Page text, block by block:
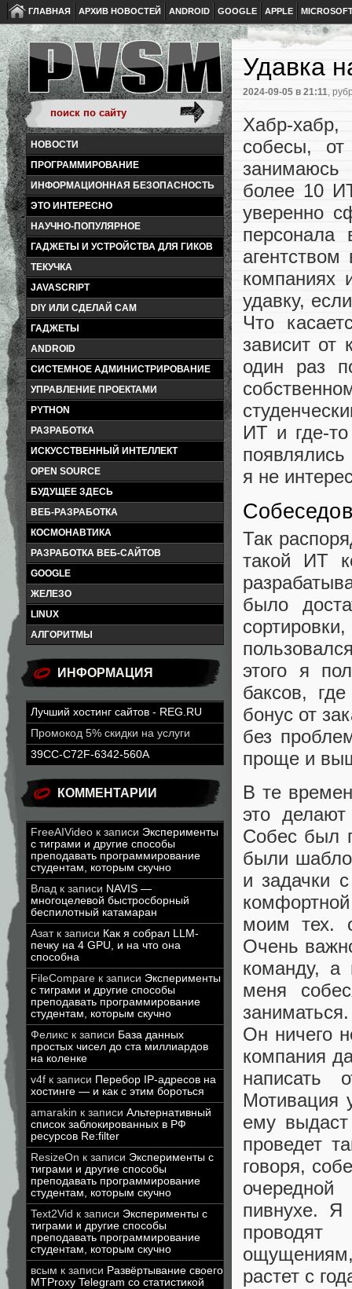
ГЛАВНАЯ АРХИВ НОВОСТЕЙ ANDROID GOOGLE APPLE
НОВОСТИ
ПРОГРАММИРОВАНИЕ
ИНФОРМАЦИОННАЯ БЕЗОПАСНОСТЬ
ЭТО ИНТЕРЕСНО
НАУЧНО-ПОПУЛЯРНОЕ
ГАДЖЕТЫ И УСТРОЙСТВА ДЛЯ ГИКОВ
ТЕКУЧКА
JAVASCRIPT
DIY ИЛИ СДЕЛАЙ САМ
ГАДЖЕТЫ
ANDROID
СИСТЕМНОЕ АДМИНИСТРИРОВАНИЕ
УПРАВЛЕНИЕ ПРОЕКТАМИ
PYTHON
РАЗРАБОТКА
ИСКУССТВЕННЫЙ ИНТЕЛЛЕКТ
OPEN SOURCE
БУДУЩЕЕ ЗДЕСЬ
ВЕБ-РАЗРАБОТКА
КОСМОНАВТИКА
РАЗРАБОТКА ВЕБ-САЙТОВ
GOOGLE
ЖЕЛЕЗО
LINUX
АЛГОРИТМЫ
ИНФОРМАЦИЯ
Лучший хостинг сайтов - REG.RU
Промокод 5% скидки на услуги
39CC-C72F-6342-560A
КОММЕНТАРИИ
FreeAIVideo к записи Эксперименты
с тиграми и другие способы
преподавать программирование
студентам, которым скучно
Влад к записи NAVIS —
многоцелевой быстросборный
беспилотный катамаран
Азатк записи Как я собрал LLM-
печку на 4 GPU, и на что она
способна
FileCompare к записи Эксперименты
с тиграми и другие способы
преподавать программирование
студентам, которым скучно
Феликс к записи База данных
простых чисел до ста миллиардов
на коленке
v4f к записи Перебор IP-адресов на
хостинге — и как с этим бороться
amarakin к записи Альтернативный
список заблокированных в РФ
ресурсов Re:filter
ResizeOn к записи Эксперименты с
тиграми и другие способы
преподавать программирование
студентам, которым скучно
Text2Vid к записи Эксперименты с
тиграми и другие способы
преподавать программирование
студентам, которым скучно
всым к записи Развёртывание своего
MTProxy Telegram со статистикой
Удавка
2024-09-05 в 21:11,
Хабр-
собесы,
занимаюсь
более 10
уверенно
компаниях
удавку,
Что
зависит от
один раз
ИТ и где-
я не
Так
такой ИТ
было
этого я
баксов,
бонус от
без
проще и
В те
это
Собес был
были
и задачки
моим тех.
Очень
команду, а
меня
Он ничего
компания
написать
Мотивация
ему
проведет
говоря,
пивнухе. Я
проводят
растет с